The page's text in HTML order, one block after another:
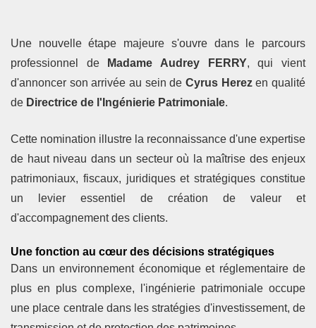
Une nouvelle étape majeure s'ouvre dans le parcours
professionnel de
Madame Audrey FERRY, qui vient
d'annoncer son arrivée au sein de Cyrus Herez en qualité
de Directrice de l'Ingénierie Patrimoniale.
Cette nomination illustre la reconnaissance d'une expertise
de haut niveau dans un secteur où la maîtrise des enjeux
patrimoniaux, fiscaux, juridiques et stratégiques constitue
un levier essentiel de création de valeur et
d'accompagnement des clients.
Une fonction au cœur des décisions stratégiques
Dans un environnement économique et réglementaire de
plus en plus complexe, l'ingénierie patrimoniale occupe
une place centrale dans les stratégies d'investissement, de